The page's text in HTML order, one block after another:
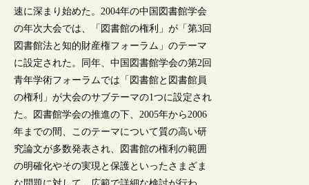
速に深まり始めた。2004年の中国図書館学会
の年次大会では、「図書館の権利」が「第3回
図書館法と知的財産権フォーラム」のテーマ
に設定された。同年、中国図書館学会の第2回
青年学術フォーラムでは「図書館と図書館員
の権利」が大会のサブテーマの1つに設定され
た。図書館学会の推進の下、2005年から2006
年までの間、このテーマについて質の高い研
究論文が多数発表され、図書館の権利の範囲
の明確化やその実現と保護といったさまざま